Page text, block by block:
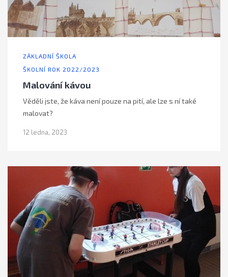
ZÁKLADNÍ ŠKOLA
ŠKOLNÍ ROK 2022/2023
Malování kávou
Věděli jste, že káva není pouze na pití, ale lze s ní také
malovat?
12 ledna, 2023